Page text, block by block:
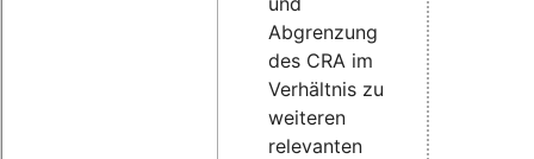
Abgrenzung
des CRA im
Verhältnis zu
weiteren
relevanten